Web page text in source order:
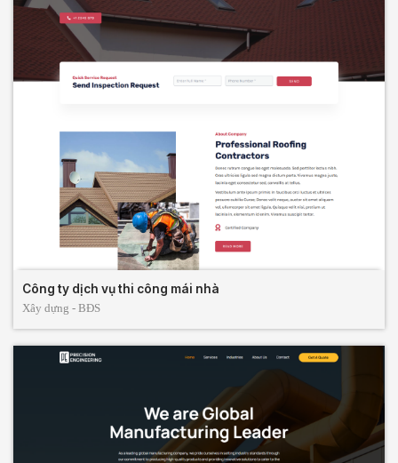
Công ty dịch vụ thi công mái nhà
Xây dựng - BĐS